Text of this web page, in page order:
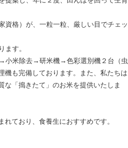
資格）が、一粒一粒、厳しい目でチェッ
ます。
小米除去→研米機→色彩選別機２台（虫
も完備しております。また、私たちは
な「搗きたて」のお米を提供いたしま
ており、食養生におすすめです。